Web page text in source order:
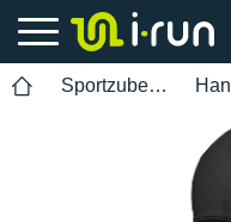
Sportzubehör